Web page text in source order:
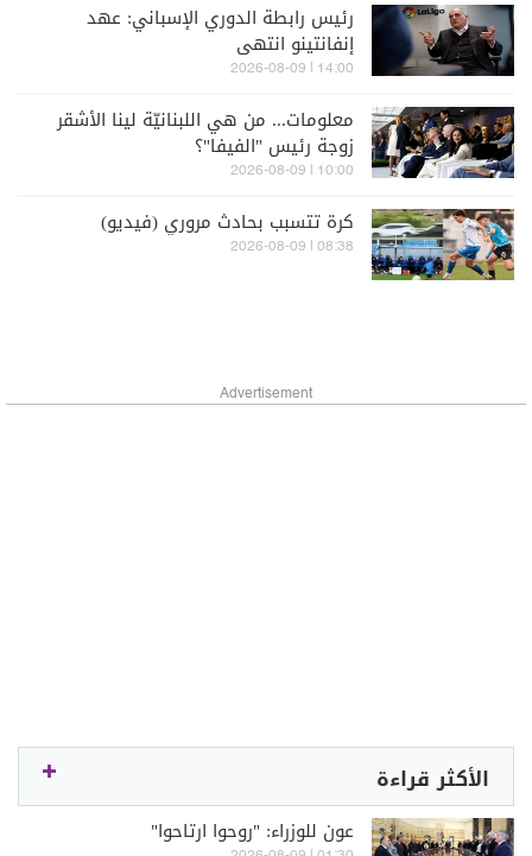
رئيس رابطة الدوري الإسباني: عهد
إنفانتينو انتهى
14:00 | 2026-08-09
معلومات... من هي اللبنانيّة لينا الأشقر
زوجة رئيس "الفيفا"؟
10:00 | 2026-08-09
كرة تتسبب بحادث مروري (فيديو)
08:38 | 2026-08-09
Advertisement
الأكثر قراءة
عون للوزراء: "روحوا ارتاحوا"